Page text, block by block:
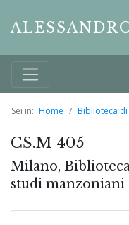
Sei in: Home Biblioteca di
CS.M 405
Milano,
studi manzoniani